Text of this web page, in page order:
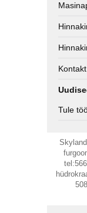
Kontakt
Tule